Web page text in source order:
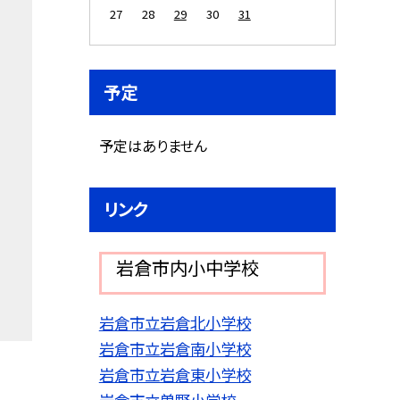
27 28 29 30 31
予定
予定はありません
リンク
岩倉市内小中学校
岩倉市立岩倉北小学校
岩倉市立岩倉南小学校
岩倉市立岩倉東小学校